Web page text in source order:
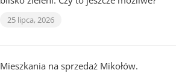
25 lipca, 2026
Mieszkania na sprzedaż Mikołów.